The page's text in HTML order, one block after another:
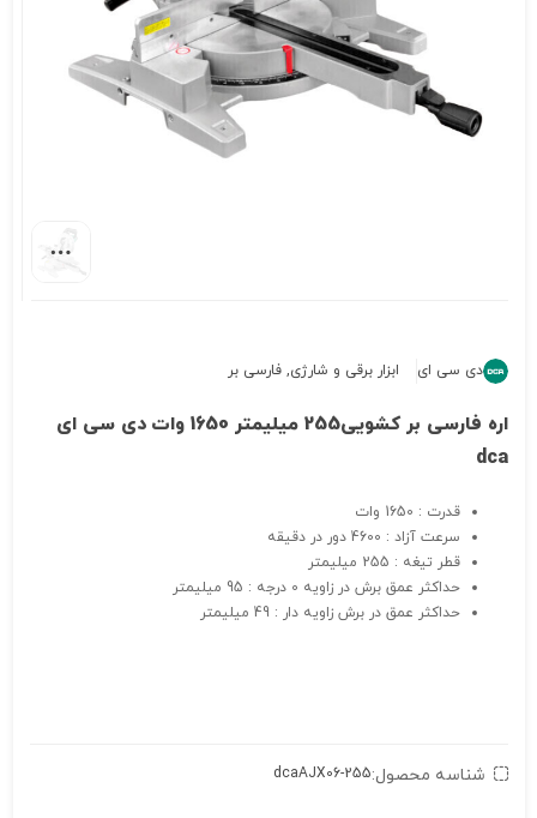
دی سی ای ابزار برقی و شارژی,فارسی بر
اره فارسی بر کشویی255 میلیمتر 1650 وات دی سی ای
dca
قدرت : 1650 وات
سرعت آزاد : 4600 دور در دقیقه
قطر تیغه : 255 میلیمتر
حداکثر عمق برش در زاویه 0 درجه : 95 میلیمتر
حداکثر عمق در برش زاویه دار : 49 میلیمتر
شناسه محصول:dcaAJX06-255